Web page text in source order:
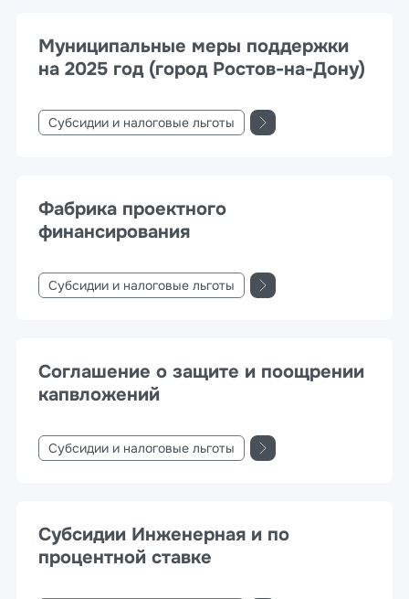
Муниципальные меры поддержки
на 2025 год (город Ростов-на-Дону)
Субсидии и налоговые льготы
Фабрика проектного
финансирования
Субсидии и налоговые льготы
Соглашение о защите и поощрении
капвложений
Субсидии и налоговые льготы
Субсидии Инженерная и по
процентной ставке